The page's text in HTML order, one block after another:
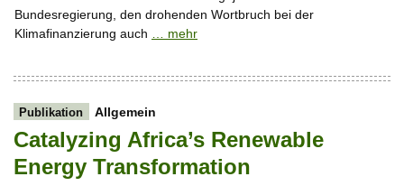
Bundesregierung, den drohenden Wortbruch bei der
Klimafinanzierung auch
… mehr
Publikation Allgemein
Catalyzing Africa’s Renewable
Energy Transformation